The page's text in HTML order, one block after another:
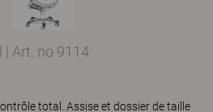
| Art. no 9114
total. Assise et dossier de taille